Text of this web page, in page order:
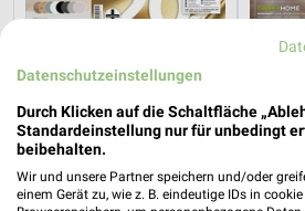
25,2 km
Gültig bis Fr. 14.08. Noch
XXXLutz
Datenschutzeinstellungen
Durch Klicken auf die Schaltfläche
Standardeinstellung nur für unbedingt
beibehalten.
Wir und unsere Partner speichern und/oder
einem Gerät zu, wie z. B. eindeutige IDs in